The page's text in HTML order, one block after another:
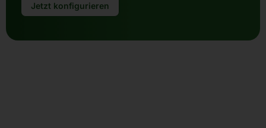
Jetzt konfigurieren